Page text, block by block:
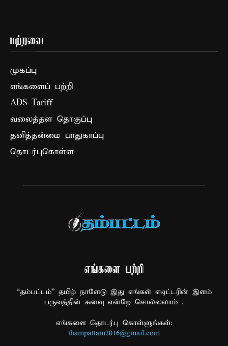
மற்றவை
முகப்பு
எங்களைப் பற்றி
ADS Tariff
வலைத்தள தொகுப்பு
தனித்தன்மை பாதுகாப்பு
தொடர்புகொள்ள
எங்களை பற்றி
“தம்பட்டம்” தமிழ் நாளேடு இது எங்கள் எடிட்டரின் இளம்
பருவத்தின் கனவு என்றே சொல்லலாம் .
எங்களை தொடர்பு கொள்ளுங்கள்:
thampattam2016@gmail.com